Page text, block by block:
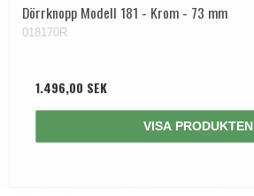
Dörrknopp Modell 181 - Krom - 73 mm
018170R
1.496,00 SEK
VISA PRODUKTEN